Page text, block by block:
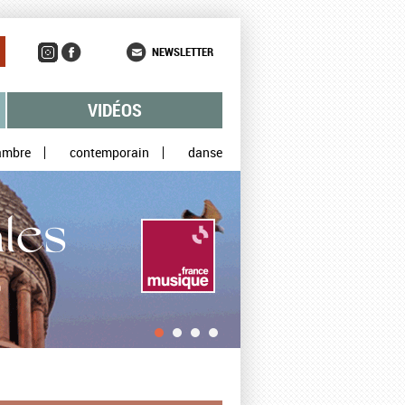
NEWSLETTER
VIDÉOS
contemporain danse